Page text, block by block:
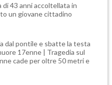
di 43 anni accoltellata in
un giovane cittadino
dal pontile e sbatte la testa
17enne | Tragedia sul
cade per oltre 50 metri e